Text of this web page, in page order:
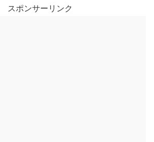
スポンサーリンク